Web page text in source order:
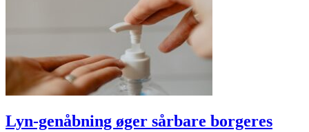
Lyn-genåbning øger sårbare borgeres